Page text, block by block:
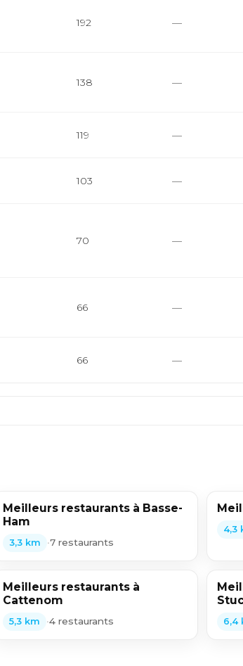
192 —
138 —
119 —
103 —
70 —
66 —
66 —
Meilleurs restaurants à Basse-
Ham
3,3 km •7 restaurants
4,3
Meilleurs restaurants à
Cattenom
5,3 km •4 restaurants 6,4